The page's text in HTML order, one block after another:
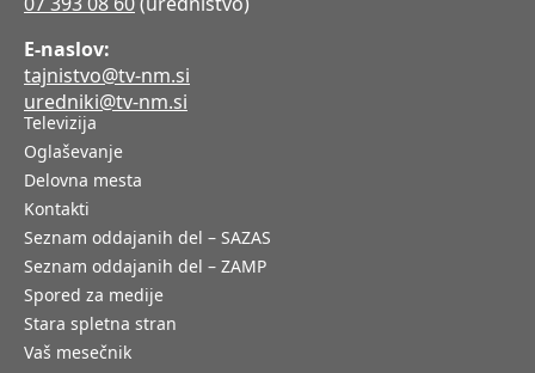
E-naslov:
tajnistvo@tv-nm.si
uredniki@tv-nm.si
Televizija
Oglaševanje
Delovna mesta
Kontakti
Seznam oddajanih del – SAZAS
Seznam oddajanih del – ZAMP
Spored za medije
Stara spletna stran
Vaš mesečnik